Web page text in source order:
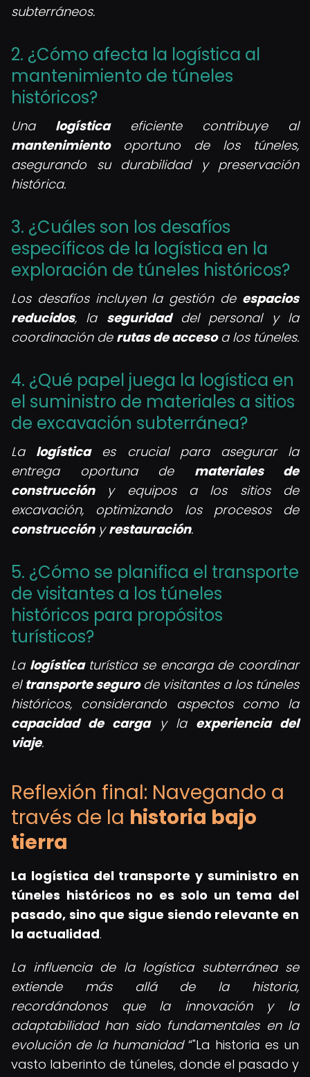
subterráneos.
2. ¿Cómo afecta la logística al
mantenimiento de túneles
históricos?
Una logísticaeficiente contribuye al
mantenimientooportuno de los túneles,
asegurando su durabilidad y preservación
histórica.
3. ¿Cuáles son los desafíos
específicos de la logística en la
exploración de túneles históricos?
Los desafíos incluyen la gestión de espacios
reducidos, la seguridaddel personal y la
coordinación de rutas de accesoa los túneles.
4. ¿Qué papel juega la logística en
el suministro de materiales a sitios
de excavación subterránea?
La logísticaes crucial para asegurar la
entrega oportuna de materiales de
construccióny equipos a los sitios de
excavación, optimizando los procesos de
construcciónyrestauración.
5. ¿Cómo se planifica el transporte
de visitantes a los túneles
históricos para propósitos
turísticos?
La logísticaturística se encarga de coordinar
el transporte segurode visitantes a los túneles
históricos, considerando aspectos como la
capacidad de cargay la experiencia del
viaje.
Reflexión final: Navegando a
través de la historia bajo
tierra
La logística del transporte y suministro en
túneles históricos no es solo un tema del
pasado, sino que sigue siendo relevante en
la actualidad.
La influencia de la logística subterránea se
extiende más allá de la historia,
recordándonos que la innovación y la
adaptabilidad han sido fundamentales en la
evolución de la humanidad "La historia es un
vasto laberinto de túneles, donde el pasado y